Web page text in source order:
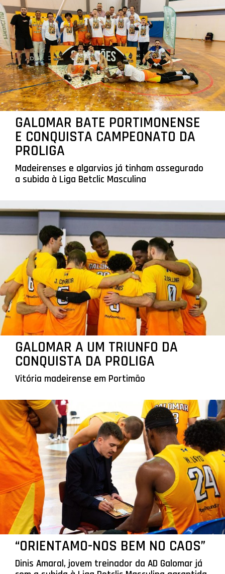
GALOMAR BATE PORTIMONENSE
E CONQUISTA CAMPEONATO DA
PROLIGA
Madeirenses e algarvios já tinham assegurado
a subida à Liga Betclic Masculina
GALOMAR A UM TRIUNFO DA
CONQUISTA DA PROLIGA
Vitória madeirense em Portimão
“ORIENTAMO-NOS BEM NO CAOS”
Dinis Amaral, jovem treinador da AD Galomar já